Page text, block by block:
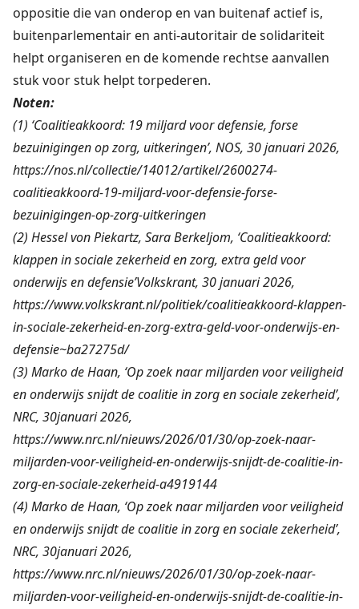
oppositie die van onderop en van buitenaf actief is,
buitenparlementair en anti-autoritair de solidariteit
helpt organiseren en de komende rechtse aanvallen
stuk voor stuk helpt torpederen.
Noten:
(1) ‘Coalitieakkoord: 19 miljard voor defensie, forse
bezuinigingen op zorg, uitkeringen’, NOS, 30 januari 2026,
https://nos.nl/collectie/14012/artikel/2600274-
coalitieakkoord-19-miljard-voor-defensie-forse-
bezuinigingen-op-zorg-uitkeringen
(2) Hessel von Piekartz, Sara Berkeljom, ‘Coalitieakkoord:
klappen in sociale zekerheid en zorg, extra geld voor
onderwijs en defensie’Volkskrant, 30 januari 2026,
https://www.volkskrant.nl/politiek/coalitieakkoord-klappen-
in-sociale-zekerheid-en-zorg-extra-geld-voor-onderwijs-en-
defensie~ba27275d/
(3) Marko de Haan, ‘Op zoek naar miljarden voor veiligheid
en onderwijs snijdt de coalitie in zorg en sociale zekerheid’,
NRC, 30januari 2026,
https://www.nrc.nl/nieuws/2026/01/30/op-zoek-naar-
miljarden-voor-veiligheid-en-onderwijs-snijdt-de-coalitie-in-
zorg-en-sociale-zekerheid-a4919144
(4) Marko de Haan, ‘Op zoek naar miljarden voor veiligheid
en onderwijs snijdt de coalitie in zorg en sociale zekerheid’,
NRC, 30januari 2026,
https://www.nrc.nl/nieuws/2026/01/30/op-zoek-naar-
miljarden-voor-veiligheid-en-onderwijs-snijdt-de-coalitie-in-